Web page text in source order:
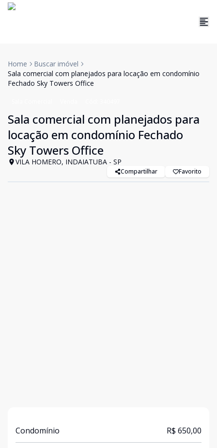
Home
Buscar imóvel
Sala comercial com planejados para locação em condomínio
Fechado Sky Towers Office
Sala comercial com planejados para
locação em condomínio Fechado
Sky Towers Office
VILA HOMERO, INDAIATUBA - SP
Compartilhar Favorito
Condomínio R$ 650,00